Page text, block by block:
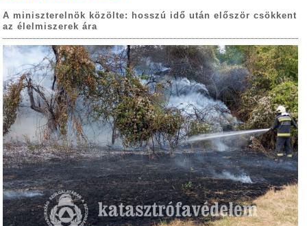
A miniszterelnök közölte: hosszú idő után először csökkent
az élelmiszerek ára